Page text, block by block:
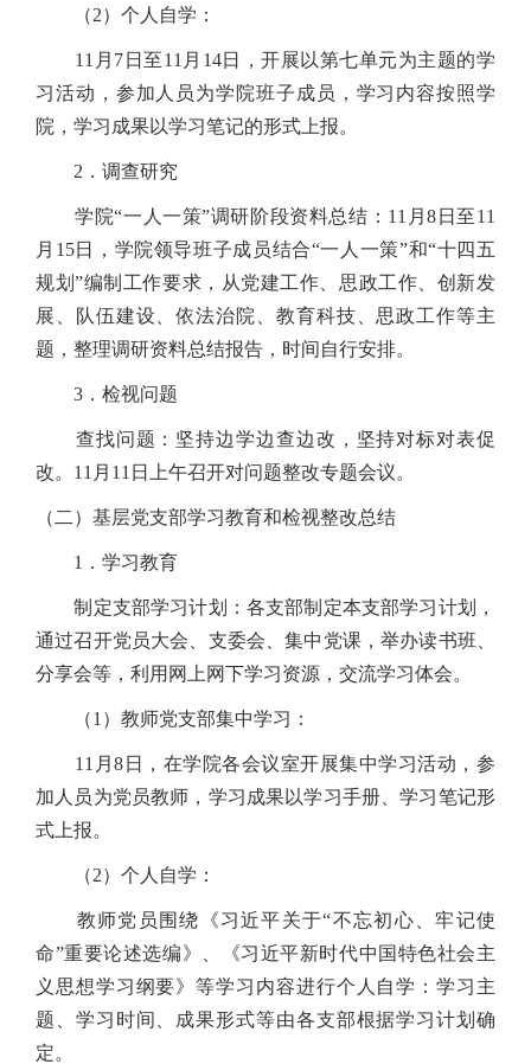
（2）个人自学：
11月7日至11月14日，开展以第七单元为主题的学
习活动，参加人员为学院班子成员，学习内容按照学
院，学习成果以学习笔记的形式上报。
2．调查研究
学院“一人一策”调研阶段资料总结：11月8日至11
月15日，学院领导班子成员结合“一人一策”和“十四五
规划”编制工作要求，从党建工作、思政工作、创新发
展、队伍建设、依法治院、教育科技、思政工作等主
题，整理调研资料总结报告，时间自行安排。
3．检视问题
查找问题：坚持边学边查边改，坚持对标对表促
改。11月11日上午召开对问题整改专题会议。
（二）基层党支部学习教育和检视整改总结
1．学习教育
制定支部学习计划：各支部制定本支部学习计划，
通过召开党员大会、支委会、集中党课，举办读书班、
分享会等，利用网上网下学习资源，交流学习体会。
（1）教师党支部集中学习：
11月8日，在学院各会议室开展集中学习活动，参
加人员为党员教师，学习成果以学习手册、学习笔记形
式上报。
（2）个人自学：
教师党员围绕《习近平关于“不忘初心、牢记使
命”重要论述选编》、《习近平新时代中国特色社会主
义思想学习纲要》等学习内容进行个人自学：学习主
题、学习时间、成果形式等由各支部根据学习计划确
定。